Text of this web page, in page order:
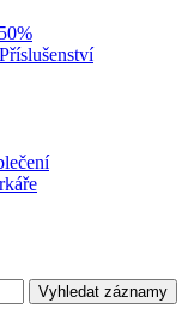
Vyhledat záznamy